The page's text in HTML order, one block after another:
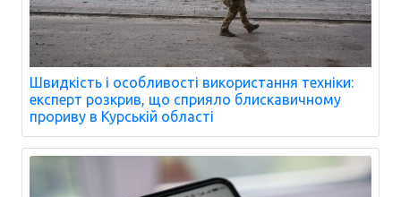
Швидкість і особливості використання техніки:
експерт розкрив, що сприяло блискавичному
прориву в Курській області